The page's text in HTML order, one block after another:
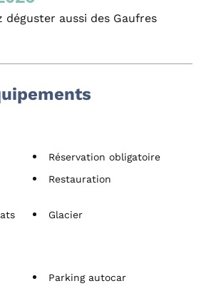
déguster aussi des Gaufres
Réservation obligatoire
Restauration
Glacier
Parking autocar